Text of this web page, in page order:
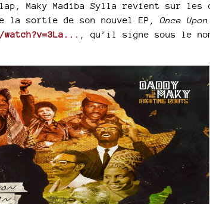
decrease
Maky Madiba Sylla revient sur les
la sortie de son nouvel EP,Once
, qu’il signe sous le